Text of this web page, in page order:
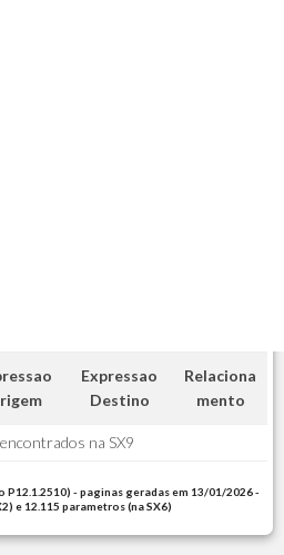
Expressao
Destino
Relaciona
mento
na SX9
P12.1.2510) - paginas geradas em 13/01/2026 -
e 12.115 parametros (na SX6)